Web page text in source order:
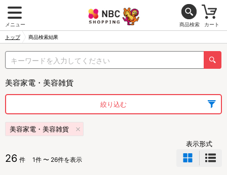
メニュー 商品検索 カート
トップ 商品検索結果
美容家電・美容雑貨
絞り込む
美容家電・美容雑貨
26 件 1件 〜 26件を表示
表示形式